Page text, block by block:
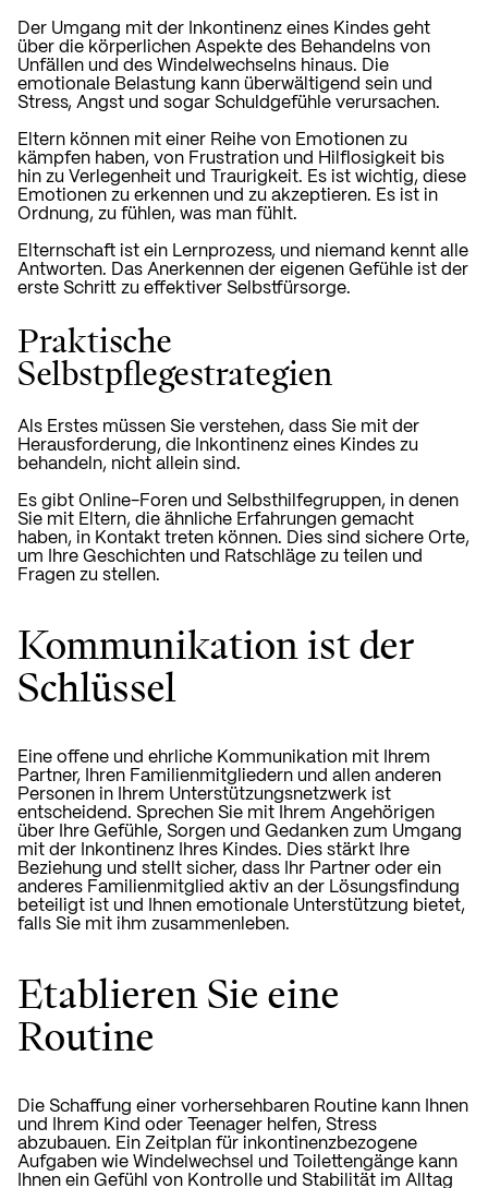
Der Umgang mit der Inkontinenz eines Kindes geht
über die körperlichen Aspekte des Behandelns von
Unfällen und des Windelwechselns hinaus. Die
emotionale Belastung kann überwältigend sein und
Stress, Angst und sogar Schuldgefühle verursachen.
Eltern können mit einer Reihe von Emotionen zu
kämpfen haben, von Frustration und Hilflosigkeit bis
hin zu Verlegenheit und Traurigkeit. Es ist wichtig, diese
Emotionen zu erkennen und zu akzeptieren. Es ist in
Ordnung, zu fühlen, was man fühlt.
Elternschaft ist ein Lernprozess, und niemand kennt alle
Antworten. Das Anerkennen der eigenen Gefühle ist der
erste Schritt zu effektiver Selbstfürsorge.
Praktische
Selbstpflegestrategien
Als Erstes müssen Sie verstehen, dass Sie mit der
Herausforderung, die Inkontinenz eines Kindes zu
behandeln, nicht allein sind.
Es gibt Online-Foren und Selbsthilfegruppen, in denen
Sie mit Eltern, die ähnliche Erfahrungen gemacht
haben, in Kontakt treten können. Dies sind sichere Orte,
um Ihre Geschichten und Ratschläge zu teilen und
Fragen zu stellen.
Kommunikation ist der
Schlüssel
Eine offene und ehrliche Kommunikation mit Ihrem
Partner, Ihren Familienmitgliedern und allen anderen
Personen in Ihrem Unterstützungsnetzwerk ist
entscheidend. Sprechen Sie mit Ihrem Angehörigen
über Ihre Gefühle, Sorgen und Gedanken zum Umgang
mit der Inkontinenz Ihres Kindes. Dies stärkt Ihre
Beziehung und stellt sicher, dass Ihr Partner oder ein
anderes Familienmitglied aktiv an der Lösungsfindung
beteiligt ist und Ihnen emotionale Unterstützung bietet,
falls Sie mit ihm zusammenleben.
Etablieren Sie eine
Routine
Die Schaffung einer vorhersehbaren Routine kann Ihnen
und Ihrem Kind oder Teenager helfen, Stress
abzubauen. Ein Zeitplan für inkontinenzbezogene
Aufgaben wie Windelwechsel und Toilettengänge kann
Ihnen ein Gefühl von Kontrolle und Stabilität im Alltag